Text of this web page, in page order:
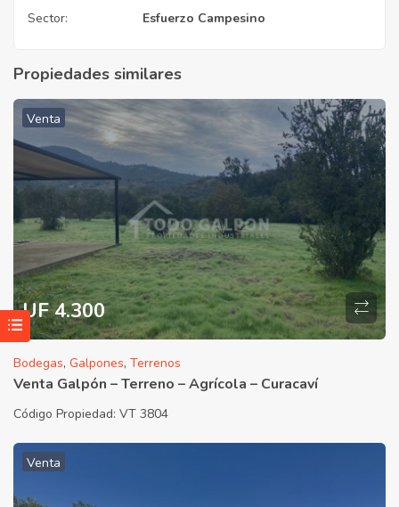
Sector:
Esfuerzo Campesino
Propiedades similares
Venta
UF 4.300
Bodegas, Galpones, Terrenos
Venta Galpón – Terreno – Agrícola – Curacaví
Código Propiedad: VT 3804
Venta